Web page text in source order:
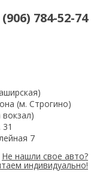
784-52-74
(м. Строгино)
7
Не нашли свое авто?
индивидуально!